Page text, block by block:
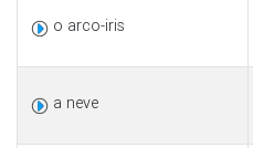
o arco-iris
a neve